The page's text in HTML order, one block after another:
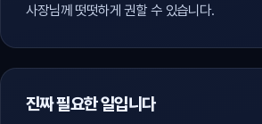
사장님께 떳떳하게 권할 수 있습니다.
진짜 필요한 일입니다